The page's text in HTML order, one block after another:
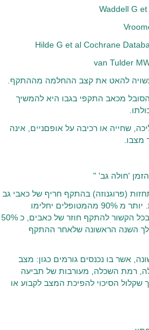
Waddell G
Hilde G et al Cochrane
van Tulder
עשויה להאט את קצב ההחלמה מההתקף.
מכאב התקפי בגבו היא להמשיך
שחייה או רכיבה על אופםניים, אינה
מצבו.
'חולה גב' "
(פרוגנוזה) בהתקף חריף של כאבי גב
תחתון, הדברים נראים קצת אחרת. יותר מ 90% מהמטופלים יחלימו
מההתקף בתוך כחודש מתחילתו. בכל הקשור להתקף חוזר של כאבים, כ 50%
השנה הראשונה שלאחר ההתקף
אשר בו נכנסים גורמים כגון: מצב
רמת השכלה, מעורבות של תביעה
הסיכוי להפיכת המצב לקבוע או